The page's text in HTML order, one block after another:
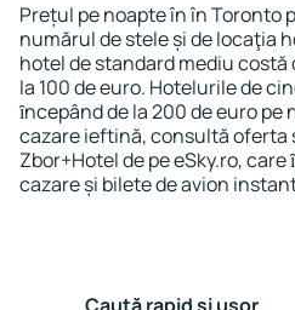
Prețul pe noapte în în Toronto
numărul de stele și de locaţia
hotel de standard mediu costă
la 100 de euro. Hotelurile de
ȋncepând de la 200 de euro pe
cazare ieftină, consultă oferta
Zbor+Hotel de pe eSky.ro,
cazare și bilete de avion